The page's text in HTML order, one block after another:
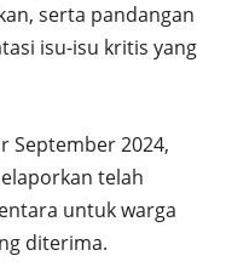
serta pandangan
isu-isu kritis yang
September 2024,
telah
untuk warga
diterima.